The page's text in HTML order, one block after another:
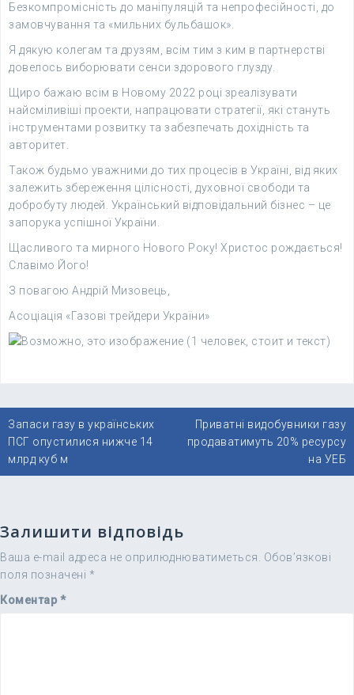
Безкомпромісність до маніпуляцій та непрофесійності, до
замовчування та «мильних бульбашок».
Я дякую колегам та друзям, всім тим з ким в партнерстві
довелось виборювати сенси здорового глузду.
Щиро бажаю всім в Новому 2022 році зреалізувати
найсміливіші проекти, напрацювати стратегії, які стануть
інструментами розвитку та забезпечать дохідність та
авторитет.
Також будьмо уважними до тих процесів в Україні, від яких
залежить збереження цілісності, духовної свободи та
добробуту людей. Український відповідальний бізнес – це
запорука успішної України.
Щасливого та мирного Нового Року! Христос рождається!
Славімо Його!
З повагою Андрій Мизовець,
Асоціація «Газові трейдери України»
Навігація
записів
Запаси газу в українських
ПСГ опустилися нижче 14
млрд куб м
Приватні видобувники газу
продаватимуть 20% ресурсу
на УЕБ
Залишити відповідь
Ваша e-mail адреса не оприлюднюватиметься.
Обов’язкові
поля позначені *
Коментар *